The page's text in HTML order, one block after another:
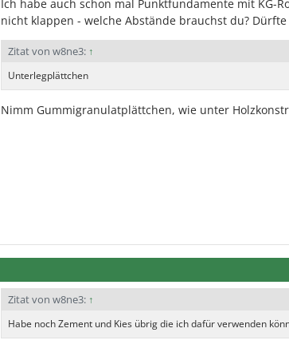
Ich habe auch schon mal Punktfundamente mit KG-
nicht klappen - welche Abstände brauchst du?
Zitat von w8ne3: ↑
Unterlegplättchen
Nimm Gummigranulatplättchen, wie unter
Zitat von w8ne3: ↑
Habe noch Zement und Kies übrig die ich dafür verwenden